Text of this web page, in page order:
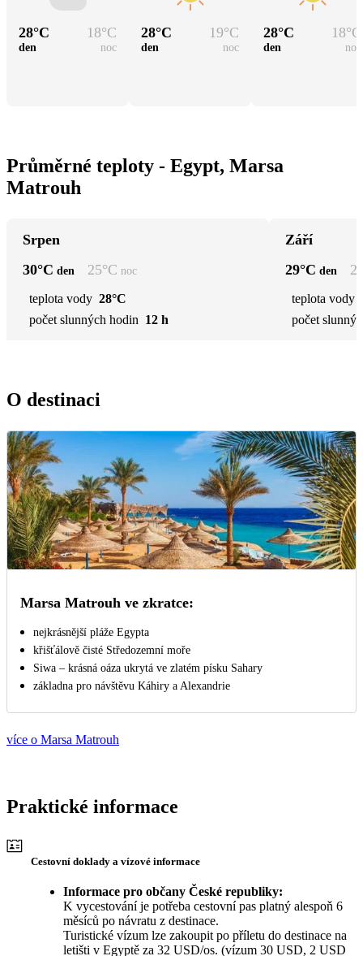
28°C 18°C
den noc
28°C 19°C
den noc
28°C 18°C
den noc
Průměrné teploty - Egypt, Marsa
Matrouh
Srpen
30°C den 25°C noc
teplota vody 28°C
počet slunných hodin 12 h
Září
29°C den
teplota vody
počet
O destinaci
Marsa Matrouh ve zkratce:
nejkrásnější pláže Egypta
křišťálově čisté Středozemní moře
Siwa – krásná oáza ukrytá ve zlatém písku Sahary
základna pro návštěvu Káhiry a Alexandrie
více o Marsa Matrouh
Praktické informace
Cestovní doklady a vízové informace
Informace pro občany České republiky:
K vycestování je potřeba cestovní pas platný alespoň 6
měsíců po návratu z destinace.
Turistické vízum lze zakoupit po příletu do destinace na
letišti v Egyptě za 32 USD/os. (vízum 30 USD, 2 USD